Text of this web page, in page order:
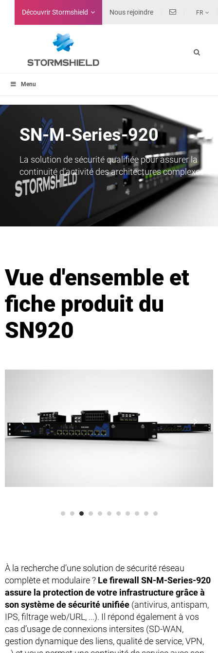
Découvrir Stormshield Nous rejoindre FR
Menu
SN-M-Series-920
La solution de sécurité qualifiée pour assurer la
continuité d’activité des architectures complexes
Vue d'ensemble et
fiche produit du
SN920
À la recherche d’une solution de sécurité réseau
complète et modulaire ? Le firewall SN-M-Series-920
assure la protection de votre infrastructure grâce à
son système de sécurité unifiée (antivirus, antispam,
IPS, filtrage web/URL, ...). Il répond également à vos
cas d’usage de connexions intersites (SD-WAN,
gestion dynamique des liens, qualité de service, VPN,